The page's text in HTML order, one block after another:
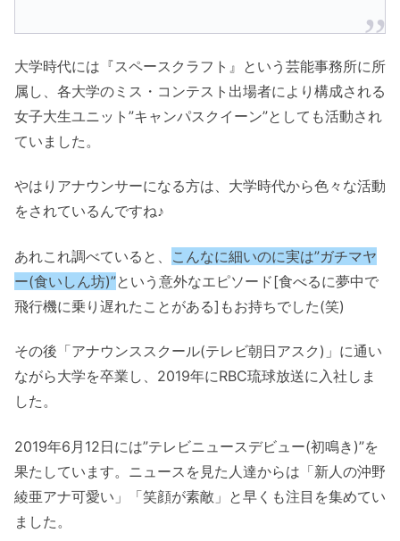
大学時代には『スペースクラフト』という芸能事務所に所
属し、各大学のミス・コンテスト出場者により構成される
女子大生ユニット”キャンパスクイーン”としても活動され
ていました。
やはりアナウンサーになる方は、大学時代から色々な活動
をされているんですね♪
あれこれ調べていると、 こんなに細いのに実は”ガチマヤ
ー(食いしん坊)”という意外なエピソード[食べるに夢中で
飛行機に乗り遅れたことがある]もお持ちでした(笑)
その後「アナウンススクール(テレビ朝日アスク)」に通い
ながら大学を卒業し、2019年にRBC琉球放送に入社しま
した。
2019年6月12日には”テレビニュースデビュー(初鳴き)”を
果たしています。ニュースを見た人達からは「新人の沖野
綾亜アナ可愛い」「笑顔が素敵」と早くも注目を集めてい
ました。